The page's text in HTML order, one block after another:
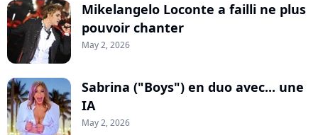
Mikelangelo Loconte a failli ne plus
pouvoir chanter
May 2, 2026
Sabrina ("Boys") en duo avec... une
IA
May 2, 2026